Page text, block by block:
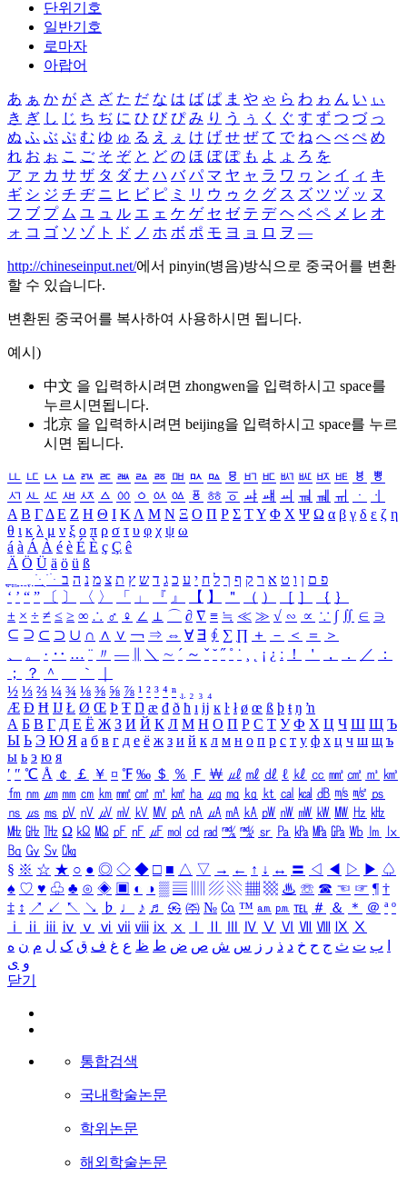
단위기호
일반기호
로마자
아랍어
あ ぁ か が さ ざ た だ な は ば ぱ ま や ゃ ら わ ゎ ん い ぃ
き ぎ し じ ち ぢ に ひ び ぴ み り う ぅ く ぐ す ず つ づ っ
ぬ ふ ぶ ぷ む ゆ ゅ る え ぇ け げ せ ぜ て で ね へ べ ぺ め
れ お ぉ こ ご そ ぞ と ど の ほ ぼ ぽ も よ ょ ろ を
ア ァ カ サ ザ タ ダ ナ ハ バ パ マ ヤ ャ ラ ワ ヮ ン イ ィ キ
ギ シ ジ チ ヂ ニ ヒ ビ ピ ミ リ ウ ゥ ク グ ス ズ ツ ヅ ッ ヌ
フ ブ プ ム ユ ュ ル エ ェ ケ ゲ セ ゼ テ デ ヘ ベ ペ メ レ オ
ォ コ ゴ ソ ゾ ト ド ノ ホ ボ ポ モ ヨ ョ ロ ヲ ―
http://chineseinput.net/에서 pinyin(병음)방식으로 중국어를 변환
할 수 있습니다.
변환된 중국어를 복사하여 사용하시면 됩니다.
예시)
中文 을 입력하시려면 zhongwen을 입력하시고 space를
누르시면됩니다.
北京 을 입력하시려면 beijing을 입력하시고 space를 누르
시면 됩니다.
ㅥ ㅦ ㅧ ㅨ ㅩ ㅪ ㅫ ㅬ ㅭ ㅮ ㅯ ㅰ ㅱ ㅲ ㅳ ㅴ ㅵ ㅶ ㅷ ㅸ
ㅹ
ㅺ ㅻ ㅼ ㅽ ㅾ ㅿ ㆀ ㆁ ㆂ ㆃ ㆄ ㆅ ㆆ ㆇ ㆈ ㆉ ㆊ ㆋ ㆌ ㆍ
ㆎ
Α Β ΓΔ Ε Ζ Η Θ Ι ΚΛ Μ Ν Ξ Ο Π Ρ Σ ΤΥ Φ Χ Ψ Ω α β γ δ ε ζ η
θ ι κ λ μ ν ξ ο π ρ σ τ υ φ χ ψ ω
á à Á À é è É È ç Ç ê
Ä Ö Ü ä ö ü ß
ִֶֹ ֻּ ׁׂ פ ם ן ו ט א ר ק ף ך ל ח י ע כ ג ד ש ץ ת צ מ נ ה ב
‘ ’ “ ” 〔 〕 〈 〉 「 」 『 』 【 】 ＂ （ ） ［ ］ ｛ ｝
± × ÷ ≠ ≤ ≥ ∞ ∴ ♂ ♀ ∠ ⊥ ⌒ ∂ ∇ ≡ ≒ ≪ ≫ √ ∽ ∝ ∵ ∫ ∬ ∈ ∋
⊆ ⊇ ⊂ ⊃ ∪ ∩ ∧ ∨ ￢ ⇒ ⇔ ∀ ∃ ∮ ∑ ∏ ＋ － ＜ ＝
＞
、
。 · ‥ … ¨ 〃 ― ＼ ∼ ´ ～ ˇ ˘ ˝ ˚ ˙ ¸ ¡ ¿ ː ！ ＇ ， ． ／
：
；
？ ＾ ｀
½ ⅓ ⅔ ¼ ¾ ⅛ ⅜ ⅝ ⅞ ¹ ² ³ ⁴ ⁿ ₁ ₂ ₃ ₄
Æ Ð Ħ Ĳ Ł Ø Œ Þ Ŧ Ŋ æ đ ð ħ ı ĳ ĸ ŀ ł ø œ ß þ ŧ ŋ ŉ
А Б В Г Д Е Ё Ж З И Й К Л М Н О П Р С Т У Ф Х Ц Ч Ш Щ Ъ
Ы Ь Э Ю Я а б в г д е ё ж з и й к л м н о п р с т у ф х ц ч ш щ ъ
ы ь э ю я
′ ″ ℃ Å ￠ ￡ ￥ ¤ ℉ ‰ ＄ ％ Ｆ ￦ ㎕ ㎖ ㎗ ℓ ㎘ ㏄ ㎣ ㎤ ㎥ ㎦
㎙ ㎚ ㎛ ㎜ ㎝ ㎞ ㎟ ㎠ ㎡ ㎢ ㏊ ㎍ ㎎ ㎏ ㏏ ㎈ ㎉ ㏈ ㎧ ㎨ ㎰
㎱ ㎲ ㎳ ㎴ ㎵ ㎶ ㎷ ㎸ ㎹ ㎀ ㎁ ㎂ ㎃ ㎄ ㎺ ㎻ ㎽ ㎾ ㎿ ㎐ ㎑
㎒ ㎓ ㎔ Ω ㏀ ㏁ ㎊ ㎋ ㎌ ㏖ ㏅ ㎭ ㎮ ㎯ ㏛ ㎩ ㎪ ㎫ ㎬ ㏝ ㏐
㏓
㏃ ㏉ ㏜ ㏆
§ ※ ☆ ★ ○ ● ◎ ◇ ◆ □ ■ △ ▽ → ← ↑ ↓ ↔ 〓 ◁ ◀ ▷ ▶ ♤
♠ ♡ ♥ ♧ ♣ ⊙ ◈ ▣ ◐ ◑ ▒ ▤ ▨ ▧ ▦ ▩ ♨ ☏ ☎ ☜ ☞ ¶ †
‡ ↕ ↗ ↙ ↖ ↘ ♭ ♩ ♪ ♬ ㉿ ㈜ № ㏇ ™ ㏂ ㏘ ℡ ＃ ＆ ＊ ＠ ª º
ⅰ
ⅱ ⅲ ⅳ ⅴ ⅵ ⅶ ⅷ ⅸ ⅹ Ⅳ Ⅴ Ⅵ Ⅶ Ⅷ Ⅸ Ⅹ
ب ت ث ج ح خ د ذ ر ز س ش ص ض ط ظ ع غ ف ق ک ل م ن ه
و ی
닫기
통합검색
국내학술논문
학위논문
해외학술논문